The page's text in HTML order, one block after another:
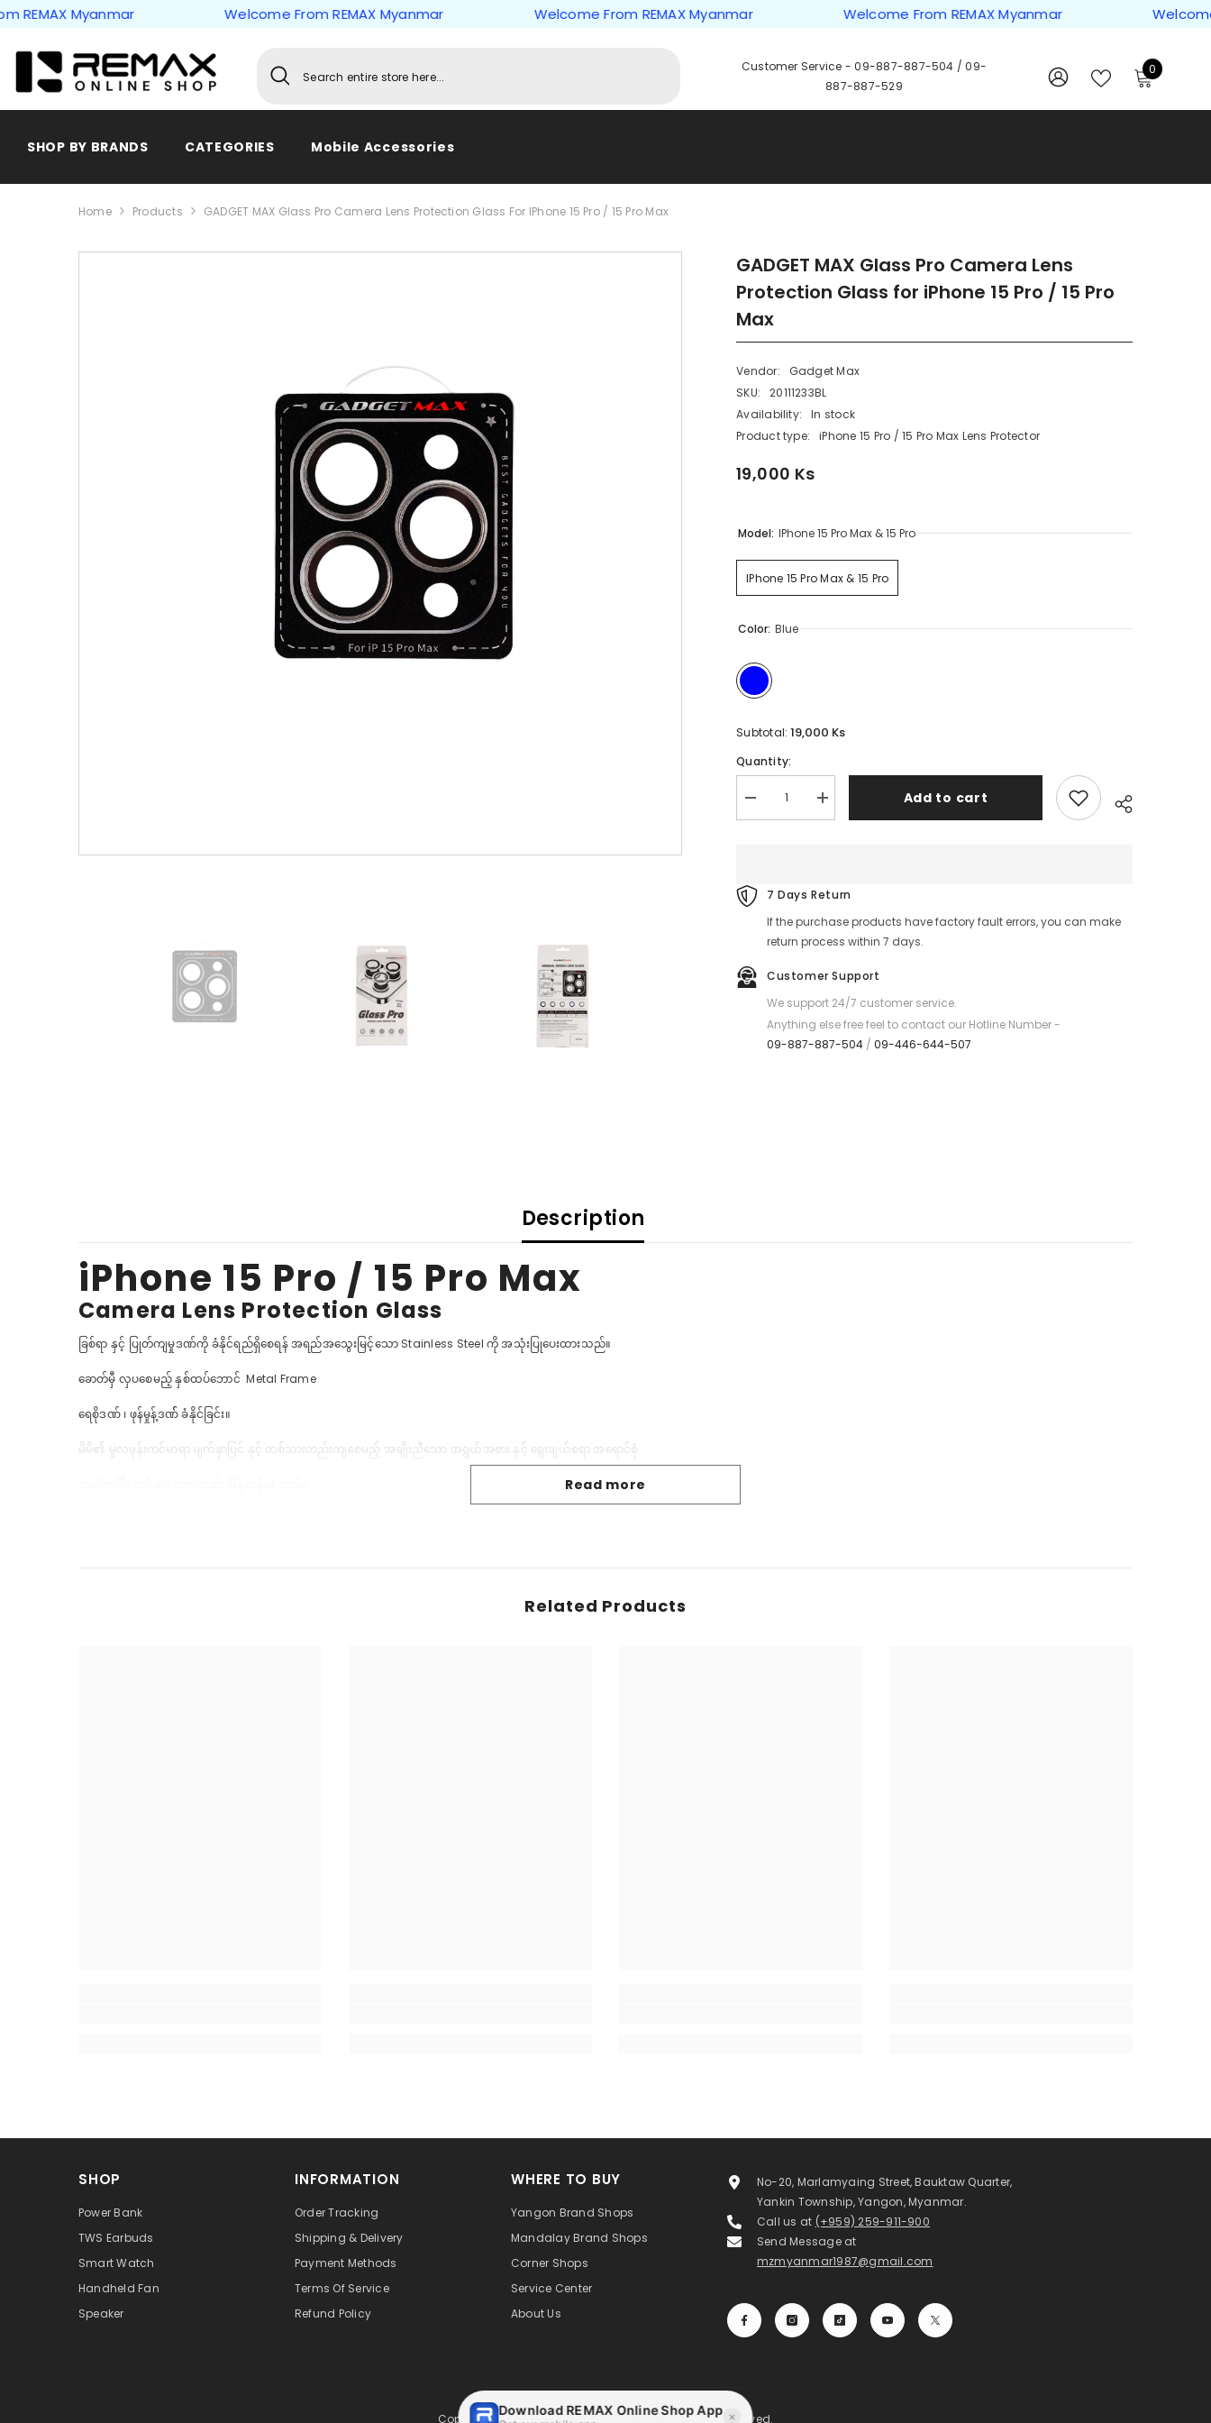
Skip to content
Myanmar Welcome From REMAX Myanmar Welcome From REMAX Myanmar Welcome From REMAX Myanmar Welcome
Customer Service -09-887-887-504 /09-
887-887-529
IN LISTS
0 0
SHOP BY BRANDS CATEGORIES Mobile Accessories
Home Products GADGET MAX Glass Pro Camera Lens Protection Glass For IPhone 15 Pro / 15 Pro Max
GADGET MAX Glass Pro Camera Lens
Protection Glass for iPhone 15 Pro / 15 Pro
Max
Vendor:
Gadget Max
SKU:
20111233BL
Availability:
In stock
Product type:
iPhone 15 Pro / 15 Pro Max Lens Protector
19,000 Ks
Model: IPhone 15 Pro Max & 15 Pro
IPhone 15 Pro Max & 15 Pro
Color: Blue
Subtotal:19,000 Ks
Quantity:
Decrease
quantity
Pro
Camera
Protection
Glass
iPhone
15
Pro
Pro
Max
Increase
quantity
Camera
Protection
Glass
15
/
15
Pro
Max
Add to cart
Share
7 Days Return
If the purchase products have factory fault errors, you can make
return process within 7 days.
Customer Support
We support 24/7 customer service.
Anything else free feel to contact our Hotline Number -
09-887-887-504 /09-446-644-507
Description
iPhone 15 Pro / 15 Pro Max
Camera Lens Protection Glass
ခြစ်ရာ နှင့် ပြုတ်ကျမှုဒဏ်ကို ခံနိုင်ရည်ရှိစေရန် အရည်အသွေးမြင့်သော Stainless Steel ကို အသုံးပြုပေးထားသည်။
ခောတ်မှီ လှပစေမည့် နှစ်ထပ်ဘောင် Metal Frame
ရေစိုဒဏ် ၊ ဖုန်မှုန့်ဒဏ်် ခံနိုင်ခြင်း။
မိမိ၏ မှုလဖုန်းကင်မာရာ မျက်နှာပြင် နှင့် တစ်သားတည်းကျစေမည့် အချိုးညီသော အရွယ်အစား နှင့် ရွေးချယ်စရာ အရောင်စုံ
Read more
Related Products
SHOP
Power Bank
TWS Earbuds
Smart Watch
Handheld Fan
Speaker
INFORMATION
Order Tracking
Shipping & Delivery
Payment Methods
Terms Of Service
Refund Policy
WHERE TO BUY
Yangon Brand Shops
Mandalay Brand Shops
Corner Shops
Service Center
About Us
No-20, Marlamyaing Street, Bauktaw Quarter,
Yankin Township, Yangon, Myanmar.
Call us at (+959) 259-911-900
Send Message at
mzmyanmar1987@gmail.com
Copyright ©MAXIMIZE MYANMAR Co.,Ltd. All Rights Reserved.